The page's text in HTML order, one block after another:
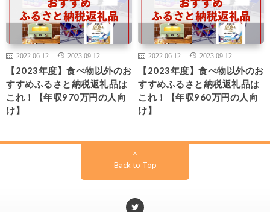
2022.06.12 2023.09.12
【2023年度】食べ物以外のお
すすめふるさと納税返礼品は
これ！【年収970万円の人向
け】
2022.06.12 2023.09.12
【2023年度】食べ物以外のお
すすめふるさと納税返礼品は
これ！【年収960万円の人向
け】
Back to Top